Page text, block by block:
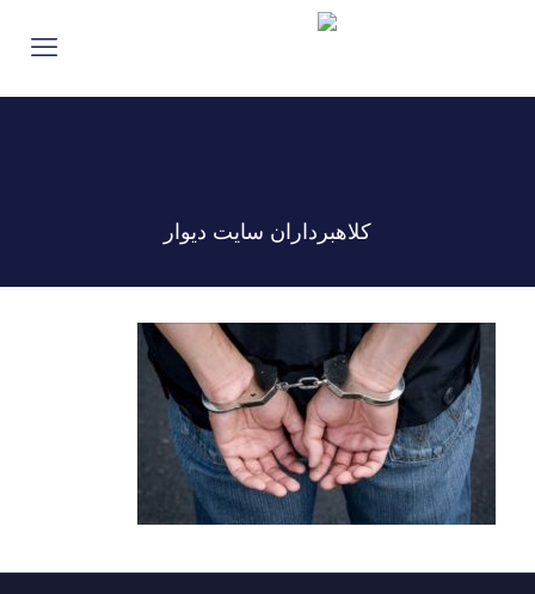
کلاهبرداران سایت دیوار